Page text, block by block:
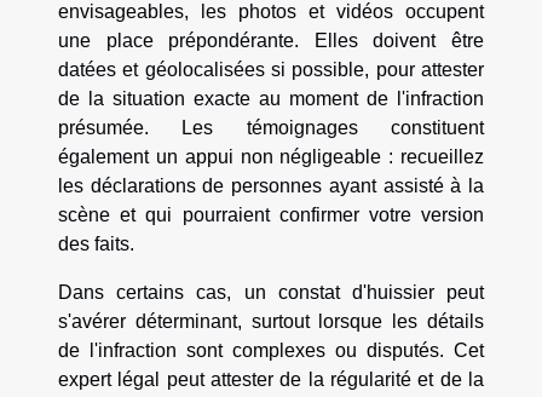
envisageables, les photos et vidéos occupent
une place prépondérante. Elles doivent être
datées et géolocalisées si possible, pour attester
de la situation exacte au moment de l'infraction
présumée. Les témoignages constituent
également un appui non négligeable : recueillez
les déclarations de personnes ayant assisté à la
scène et qui pourraient confirmer votre version
des faits.
Dans certains cas, un constat d'huissier peut
s'avérer déterminant, surtout lorsque les détails
de l'infraction sont complexes ou disputés. Cet
expert légal peut attester de la régularité et de la